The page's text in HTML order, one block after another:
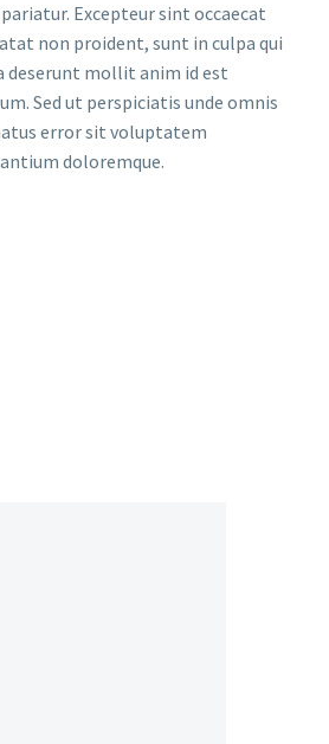
Excepteur sint occaecat
non proident, sunt in culpa qui
deserunt mollit anim id est
Sed ut perspiciatis unde omnis
error sit voluptatem
doloremque.